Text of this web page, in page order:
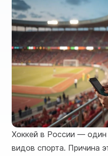
Хоккей в России —
видов спорта. Причина